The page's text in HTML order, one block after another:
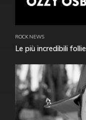
ROCK NEWS
Le più incredibili